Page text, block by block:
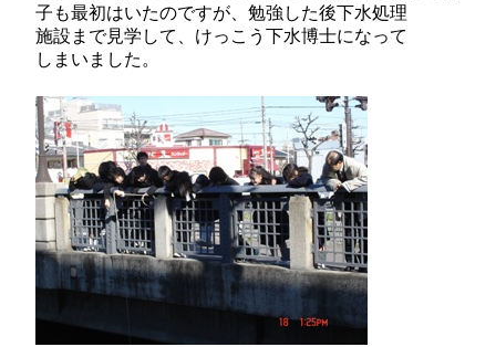
子も最初はいたのですが、勉強した後下水処理
施設まで見学して、けっこう下水博士になって
しまいました。